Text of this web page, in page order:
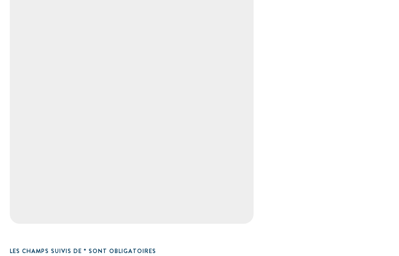
LES CHAMPS SUIVIS DE * SONT OBLIGATOIRES